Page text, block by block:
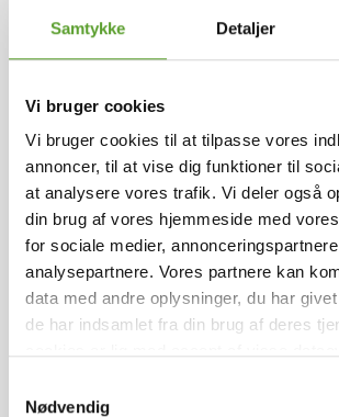
Samtykke Detaljer
Vi bruger cookies
Vi bruger cookies til at tilpasse vores
annoncer, til at vise dig funktioner til
at analysere vores trafik. Vi deler også
din brug af vores hjemmeside med
for sociale medier,
analysepartnere. Vores partnere kan
data med andre oplysninger, du har
de har indsamlet fra din brug af deres
Nødvendig
Så er ferien hjemme!
Find overnatning langs
vandreruter
Naturen opleves bedst i et roligt
god overnatning undervejs. DK-
nemt at finde campingpladser
mest populære vandreruter.